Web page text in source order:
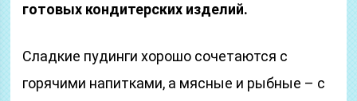
готовых кондитерских изделий.
Сладкие пудинги хорошо сочетаются с
горячими напитками, а мясные и рыбные – с